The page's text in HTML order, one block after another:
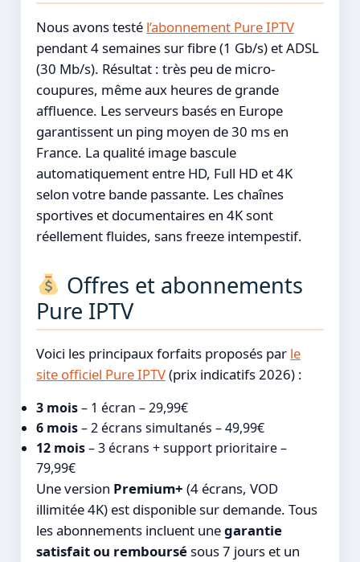
Nous avons testé l’abonnement Pure IPTV
pendant 4 semaines sur fibre (1 Gb/s) et ADSL
(30 Mb/s). Résultat : très peu de micro-
coupures, même aux heures de grande
affluence. Les serveurs basés en Europe
garantissent un ping moyen de 30 ms en
France. La qualité image bascule
automatiquement entre HD, Full HD et 4K
selon votre bande passante. Les chaînes
sportives et documentaires en 4K sont
réellement fluides, sans freeze intempestif.
Offres et abonnements
Pure IPTV
Voici les principaux forfaits proposés par le
site officiel Pure IPTV(prix indicatifs 2026) :
3 mois– 1 écran – 29,99€
6 mois– 2 écrans simultanés – 49,99€
12 mois– 3 écrans + support prioritaire –
79,99€
Une version Premium+ (4 écrans, VOD
illimitée 4K) est disponible sur demande. Tous
les abonnements incluent unegarantie
satisfait ou remboursésous 7 jours et un